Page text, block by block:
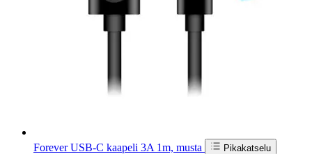
Forever USB-C kaapeli 3A 1m, musta Pikakatselu